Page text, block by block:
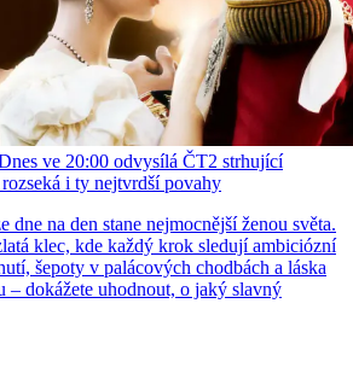
ve 20:00 odvysílá ČT2 strhující
i ty nejtvrdší povahy
dne na den stane nejmocnější ženou světa.
klec, kde každý krok sledují ambiciózní
šepoty v palácových chodbách a láska
– dokážete uhodnout, o jaký slavný